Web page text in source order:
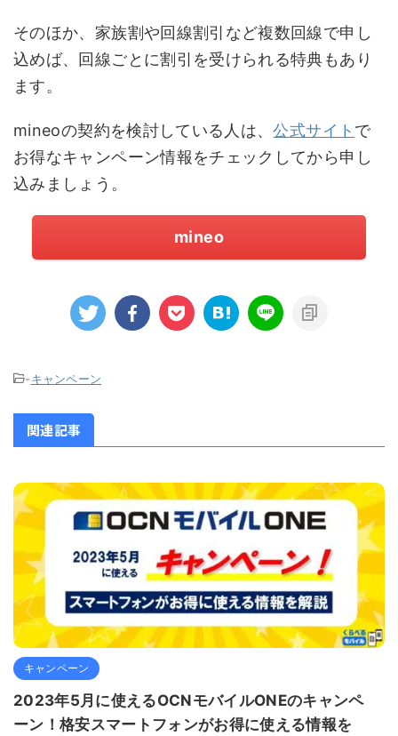
そのほか、家族割や回線割引など複数回線で申し
込めば、回線ごとに割引を受けられる特典もあり
ます。
mineoの契約を検討している人は、公式サイト で
お得なキャンペーン情報をチェックしてから申し
込みましょう。
mineo
-キャンペーン
関連記事
キャンペーン
2023年5月に使えるOCNモバイルONEのキャンペ
ーン！格安スマートフォンがお得に使える情報を